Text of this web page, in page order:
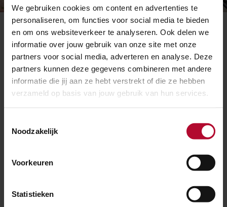
We gebruiken cookies om content en advertenties te
personaliseren, om functies voor social media te bieden
en om ons websiteverkeer te analyseren. Ook delen we
informatie over jouw gebruik van onze site met onze
partners voor social media, adverteren en analyse. Deze
partners kunnen deze gegevens combineren met andere
informatie die jij aan ze hebt verstrekt of die ze hebben
verzameld op basis van jouw gebruik van hun services.
Noodzakelijk
Voorkeuren
Statistieken
Animatie: een overwegstoring?
Automatische actie na een storing
Duurt een storing langer dan vijf minuten? Dan krijgt
ProRail automatisch een seintje. Naderende
gaat zo snel mogelijk aan het werk om de storing te
treinverkeer?